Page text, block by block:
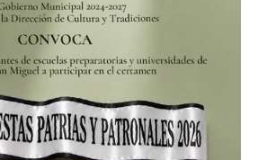
fines económicos para
no solo por el debate de los
formas en las que se condujo el
Integrantes del cuerpo edilicio y
públicamente conductas